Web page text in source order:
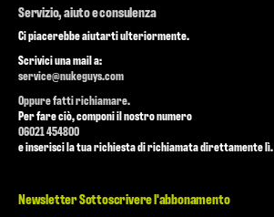
Servizio, aiuto e consulenza
Ci piacerebbe aiutarti ulteriormente.
Scrivici una mail a:
service@nukeguys.com
Oppure fatti richiamare.
Per fare ciò, componi il nostro numero
06021 454800
e inserisci la tua richiesta di richiamata direttamente lì.
Newsletter Sottoscrivere l'abbonamento